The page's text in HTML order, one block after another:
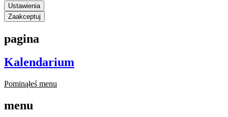
Ustawienia
Zaakceptuj
pagina
Kalendarium
Pominąłeś menu
menu